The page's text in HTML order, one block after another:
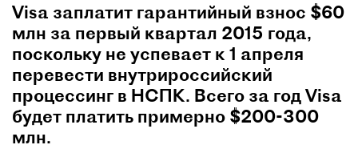
Visa заплатит гарантийный взнос $60
млн за первый квартал 2015 года,
поскольку не успевает к 1 апреля
перевести внутрироссийский
процессинг в НСПК. Всего за год Visa
будет платить примерно $200-300
млн.